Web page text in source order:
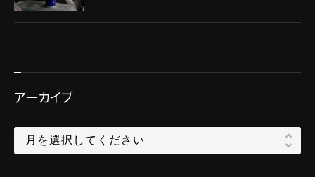
アーカイブ